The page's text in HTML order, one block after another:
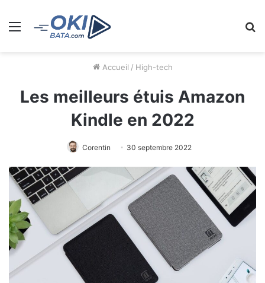
Menu
Accueil / High-tech
Les meilleurs étuis Amazon
Kindle en 2022
Corentin 30 septembre 2022